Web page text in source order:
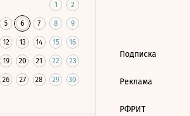
1 2
5 6 7 8 9
12 13 14 15 16
19 20 21 22 23
26 27 28 29 30
Подписка
Реклама
РФРИТ